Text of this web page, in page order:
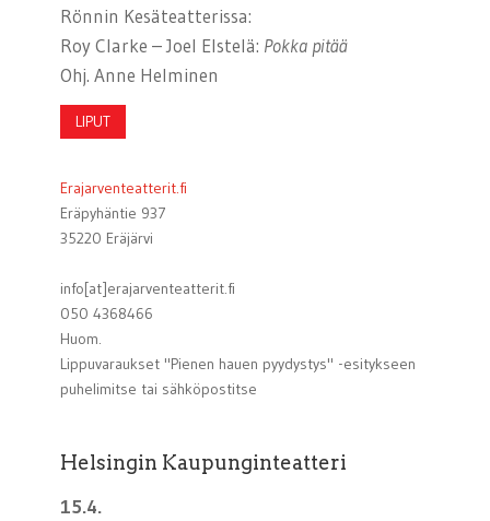
Rönnin Kesäteatterissa:
Roy Clarke – Joel Elstelä: Pokka pitää
Ohj. Anne Helminen
LIPUT
Erajarventeatterit.fi
Eräpyhäntie 937
35220 Eräjärvi
info[at]erajarventeatterit.fi
050 4368466
Huom.
Lippuvaraukset "Pienen hauen pyydystys" -esitykseen
puhelimitse tai sähköpostitse
Helsingin Kaupunginteatteri
15.4.